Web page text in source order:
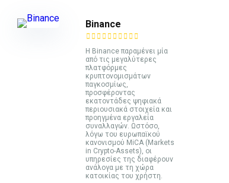
Binance
Η Binance παραμένει μία
από τις μεγαλύτερες
πλατφόρμες
κρυπτονομισμάτων
παγκοσμίως,
προσφέροντας
εκατοντάδες ψηφιακά
περιουσιακά στοιχεία και
προηγμένα εργαλεία
συναλλαγών. Ωστόσο,
λόγω του ευρωπαϊκού
κανονισμού MiCA (Markets
in Crypto-Assets), οι
υπηρεσίες της διαφέρουν
ανάλογα με τη χώρα
κατοικίας του χρήστη.